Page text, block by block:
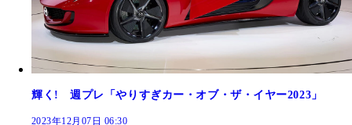
輝く! 週プレ「やりすぎカー・オブ・ザ・イヤー2023」
2023年12月07日 06:30